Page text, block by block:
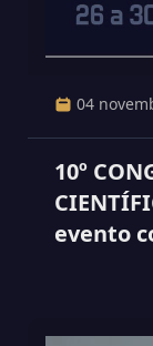
04
10º
evento